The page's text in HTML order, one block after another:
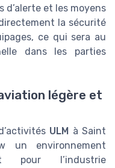
d’alerte et les moyens
la sécurité
ce qui sera au
dans les parties
légère et
ULM à Saint
un environnement
pour l’industrie